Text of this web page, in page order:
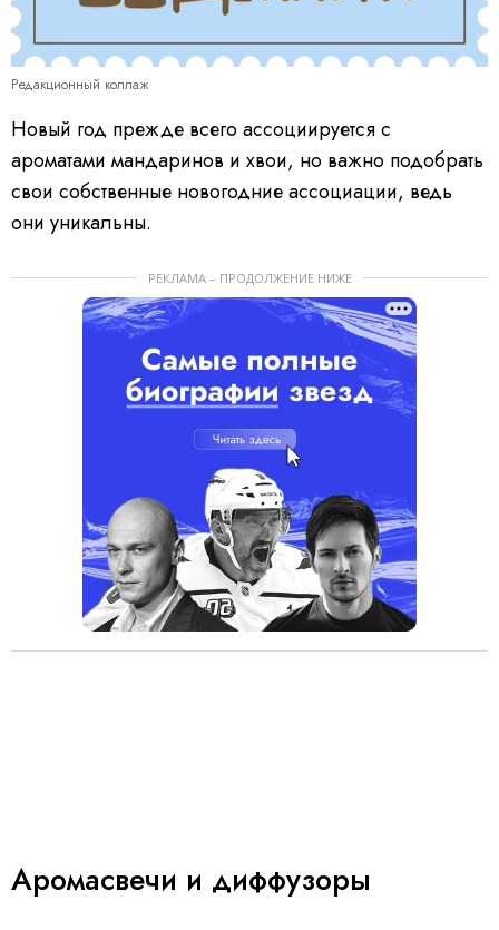
Редакционный коллаж
Новый год прежде всего ассоциируется с
ароматами мандаринов и хвои, но важно подобрать
свои собственные новогодние ассоциации, ведь
они уникальны.
РЕКЛАМА – ПРОДОЛЖЕНИЕ НИЖЕ
Аромасвечи и диффузоры